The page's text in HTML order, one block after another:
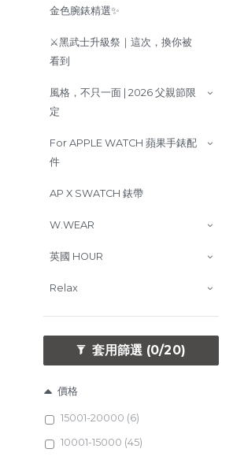
金色腕錶精選✨
⚔️黑武士升級祭｜這次，換你被
看到
風格，不只一面 | 2026 父親節限
定
For APPLE WATCH 蘋果手錶配
件
AP X SWATCH 錶帶
W.WEAR
英國 HOUR
Relax
套用篩選 (0/20)
價格
15001-20000 (6)
10001-15000 (45)